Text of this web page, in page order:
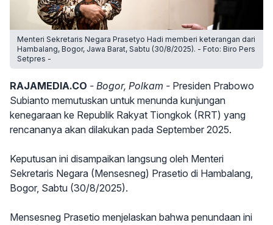
Menteri Sekretaris Negara Prasetyo Hadi memberi keterangan dari
Hambalang, Bogor, Jawa Barat, Sabtu (30/8/2025). - Foto: Biro Pers
Setpres -
RAJAMEDIA.CO - Bogor, Polkam - Presiden Prabowo
Subianto memutuskan untuk menunda kunjungan
kenegaraan ke Republik Rakyat Tiongkok (RRT) yang
rencananya akan dilakukan pada September 2025.
Keputusan ini disampaikan langsung oleh Menteri
Sekretaris Negara (Mensesneg) Prasetio di Hambalang,
Bogor, Sabtu (30/8/2025).
Mensesneg Prasetio menjelaskan bahwa penundaan ini